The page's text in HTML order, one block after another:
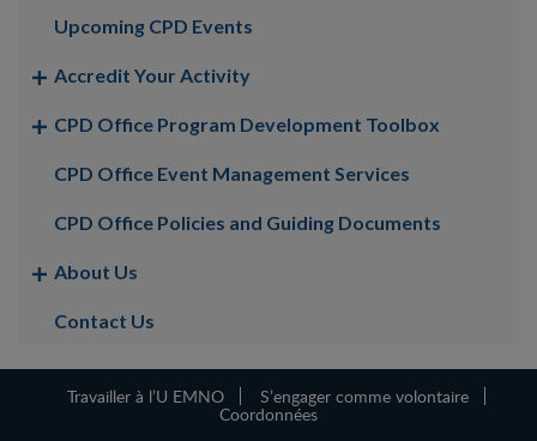
Upcoming CPD Events
Accredit Your Activity
CPD Office Program Development Toolbox
CPD Office Event Management Services
CPD Office Policies and Guiding Documents
About Us
Contact Us
Travailler à l’U EMNO S’engager comme volontaire
Coordonnées